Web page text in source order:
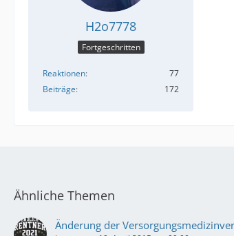
H2o7778
Fortgeschritten
Reaktionen
77
Beiträge
172
Ähnliche Themen
Änderung der